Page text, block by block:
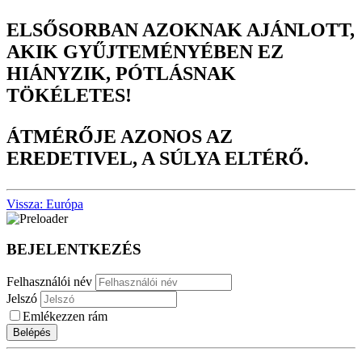
ELSŐSORBAN AZOKNAK AJÁNLOTT,
AKIK GYŰJTEMÉNYÉBEN EZ
HIÁNYZIK, PÓTLÁSNAK
TÖKÉLETES!
ÁTMÉRŐJE AZONOS AZ
EREDETIVEL, A SÚLYA ELTÉRŐ.
Vissza: Európa
BEJELENTKEZÉS
Felhasználói név
Jelszó
Emlékezzen rám
Belépés